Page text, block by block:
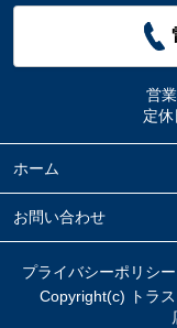
営
定休
ホーム
お問い合わせ
プライバシーポリシー
Copyright(c) トラ